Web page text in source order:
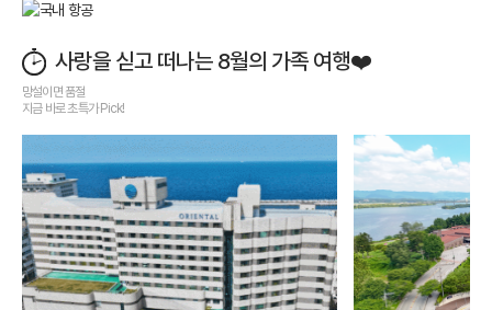
사랑을 싣고 떠나는 8월의 가족 여행❤️
망설이면 품절
지금 바로 초특가 Pick!